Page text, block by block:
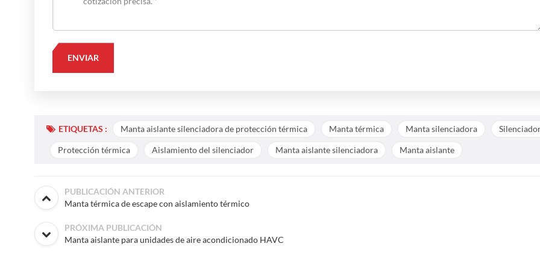
ETIQUETAS : Manta aislante silenciadora de protección térmica Manta térmica Manta silenciadora
Protección térmica Aislamiento del silenciador Manta aislante silenciadora Manta aislante
PUBLICACIÓN ANTERIOR
Manta térmica de escape con aislamiento térmico
PRÓXIMA PUBLICACIÓN
Manta aislante para unidades de aire acondicionado HAVC